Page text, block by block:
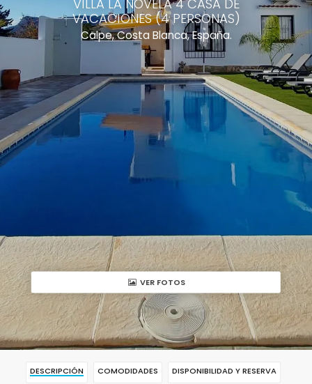
VILLA LA NOVELA 4 CASA DE
VACACIONES (4 PERSONAS)
Calpe, Costa Blanca, España.
VER FOTOS
DESCRIPCIÓN COMODIDADES DISPONIBILIDAD Y RESERVA